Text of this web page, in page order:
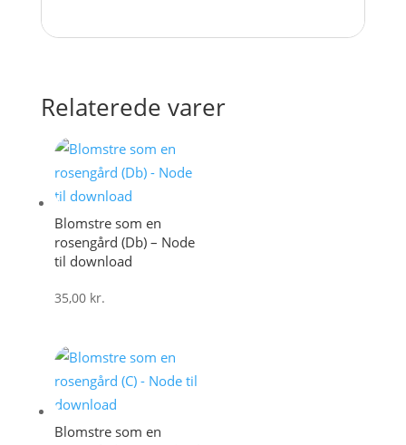
Relaterede varer
Blomstre som en
rosengård (Db) – Node
til download
35,00 kr.
Blomstre som en